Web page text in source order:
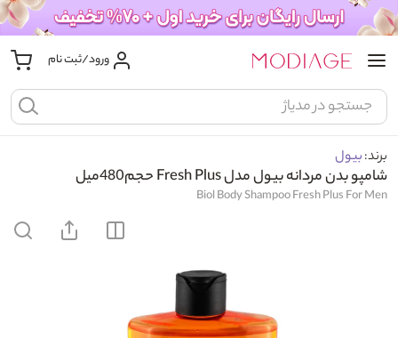
ورود/ثبت نام
برند:بیول
شامپو بدن مردانه بیول مدل Fresh Plus حجم480میل
Biol Body Shampoo Fresh Plus For Men